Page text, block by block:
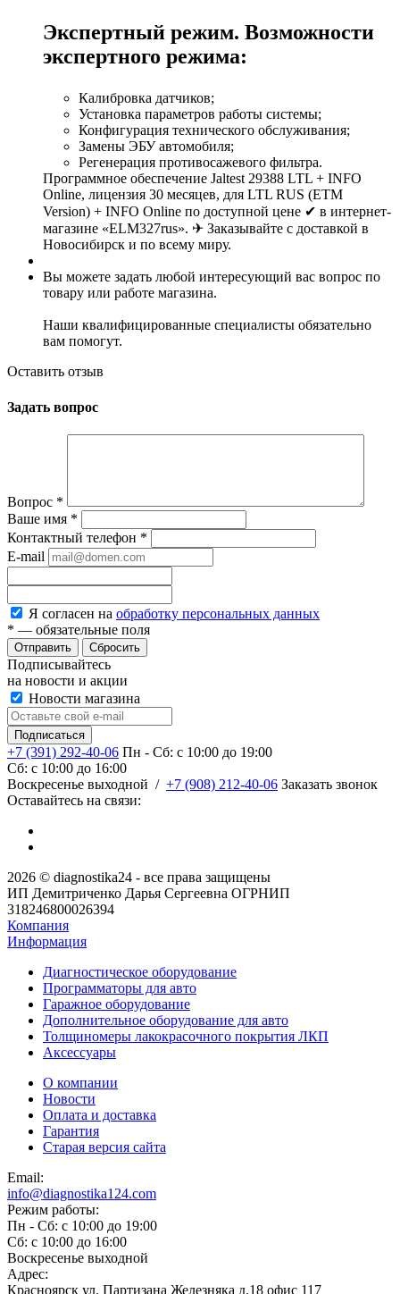
Экспертный режим. Возможности
экспертного режима:
Калибровка датчиков;
Установка параметров работы системы;
Конфигурация технического обслуживания;
Замены ЭБУ автомобиля;
Регенерация противосажевого фильтра.
Программное обеспечение Jaltest 29388 LTL + INFO
Online, лицензия 30 месяцев, для LTL RUS (ETM
Version) + INFO Online по доступной цене ✔ в интернет-
магазине «ELM327rus». ✈ Заказывайте с доставкой в
Новосибирск и по всему миру.
Вы можете задать любой интересующий вас вопрос по
товару или работе магазина.
Наши квалифицированные специалисты обязательно
вам помогут.
Оставить отзыв
Задать вопрос
Вопрос *
Ваше имя *
Контактный телефон *
E-mail
Я согласен на обработку персональных данных
* — обязательные поля
Сбросить
Подписывайтесь
на новости и акции
Новости магазина
+7 (391) 292-40-06 Пн - Сб: c 10:00 до 19:00
Сб: c 10:00 до 16:00
​Воскресенье выходной / +7 (908) 212-40-06 Заказать звонок
Оставайтесь на связи:
2026 © diagnostika24 - все права защищены
ИП Демитриченко Дарья Сергеевна ОГРНИП
318246800026394
Компания
Информация
Диагностическое оборудование
Программаторы для авто
Гаражное оборудование
Дополнительное оборудование для авто
Толщиномеры лакокрасочного покрытия ЛКП
Аксессуары
О компании
Новости
Оплата и доставка
Гарантия
Старая версия сайта
Email:
info@diagnostika124.com
Режим работы:
Пн - Сб: c 10:00 до 19:00
Сб: c 10:00 до 16:00
​Воскресенье выходной
Адрес:
Красноярск ул. Партизана Железняка д.18 офис 117